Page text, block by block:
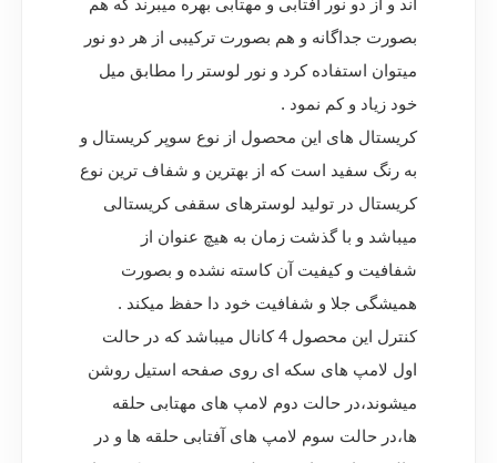
اند و از دو نور آفتابی و مهتابی بهره میبرند که هم
بصورت جداگانه و هم بصورت ترکیبی از هر دو نور
میتوان استفاده کرد و نور لوستر را مطابق میل
خود زیاد و کم نمود .
کریستال های این محصول از نوع سوپر کریستال و
به رنگ سفید است که از بهترین و شفاف ترین نوع
کریستال در تولید لوسترهای سقفی کریستالی
میباشد و با گذشت زمان به هیچ عنوان از
شفافیت و کیفیت آن کاسته نشده و بصورت
همیشگی جلا و شفافیت خود دا حفظ میکند .
کنترل این محصول 4 کانال میباشد که در حالت
اول لامپ های سکه ای روی صفحه استیل روشن
میشوند،در حالت دوم لامپ های مهتابی حلقه
ها،در حالت سوم لامپ های آفتابی حلقه ها و در